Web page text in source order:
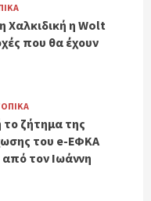
Χαλκιδική η Wolt
που θα έχουν
ζήτημα της
του e-ΕΦΚΑ
από τον Ιωάννη